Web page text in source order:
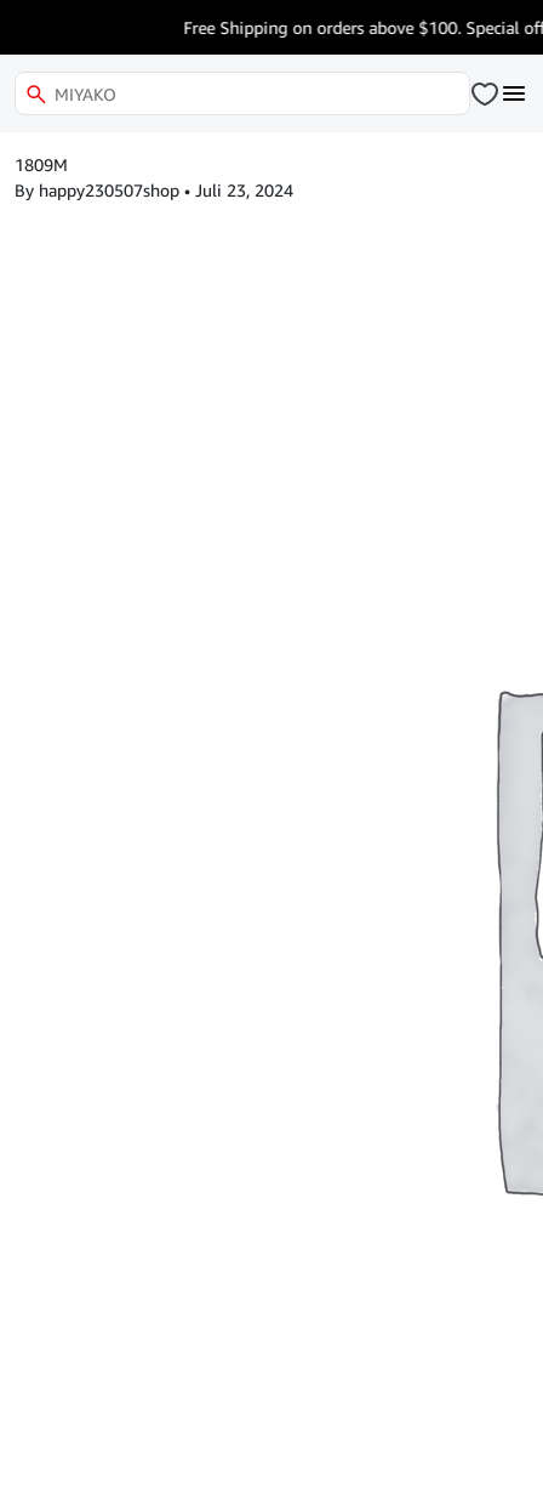
Free Shipping on orders above $100. Special
1809M
By happy230507shop • Juli 23, 2024